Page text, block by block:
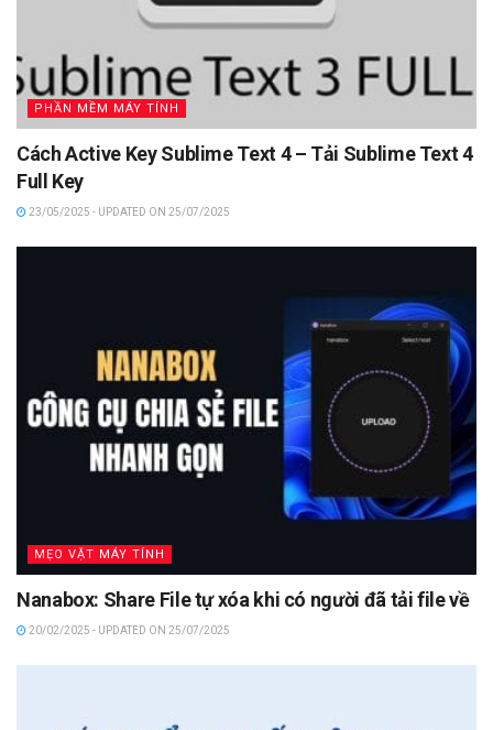
PHẦN MỀM MÁY TÍNH
Cách Active Key Sublime Text 4 – Tải Sublime Text 4
Full Key
23/05/2025 - UPDATED ON 25/07/2025
MẸO VẶT MÁY TÍNH
Nanabox: Share File tự xóa khi có người đã tải file về
20/02/2025 - UPDATED ON 25/07/2025